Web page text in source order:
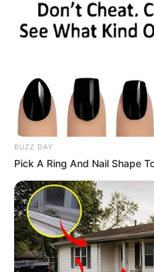
BUZZ DAY
Pick A Ring And Nail Shape